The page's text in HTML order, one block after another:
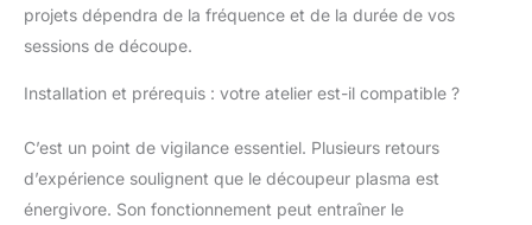
signalé. Modes de
fluide:Réglez facilement
(de 5 à 20 secondes, 5
recommandé) pour
refroidir la torche. Cette
projets dépendra de la fréquence et de la durée de vos
sessions de découpe.
Installation et prérequis : votre atelier est-il compatible ?
C’est un point de vigilance essentiel. Plusieurs retours
d’expérience soulignent que le découpeur plasma est
énergivore. Son fonctionnement peut entraîner le